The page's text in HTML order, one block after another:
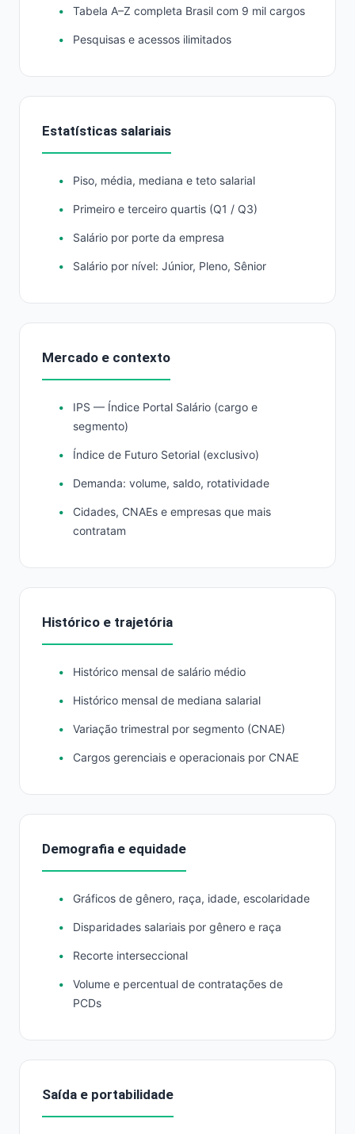
Tabela A–Z completa Brasil com 9 mil cargos
Pesquisas e acessos ilimitados
Estatísticas salariais
Piso, média, mediana e teto salarial
Primeiro e terceiro quartis (Q1 / Q3)
Salário por porte da empresa
Salário por nível: Júnior, Pleno, Sênior
Mercado e contexto
IPS — Índice Portal Salário (cargo e
segmento)
Índice de Futuro Setorial (exclusivo)
Demanda: volume, saldo, rotatividade
Cidades, CNAEs e empresas que mais
contratam
Histórico e trajetória
Histórico mensal de salário médio
Histórico mensal de mediana salarial
Variação trimestral por segmento (CNAE)
Cargos gerenciais e operacionais por CNAE
Demografia e equidade
Gráficos de gênero, raça, idade, escolaridade
Disparidades salariais por gênero e raça
Recorte interseccional
Volume e percentual de contratações de
PCDs
Saída e portabilidade